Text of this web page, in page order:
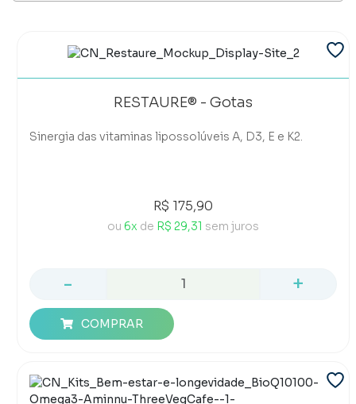
RESTAURE® - Gotas
Sinergia das vitaminas lipossolúveis A, D3, E e K2.
R$ 175,90
ou 6x de R$ 29,31 sem juros
- +
COMPRAR